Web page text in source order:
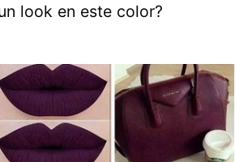
look en este color?